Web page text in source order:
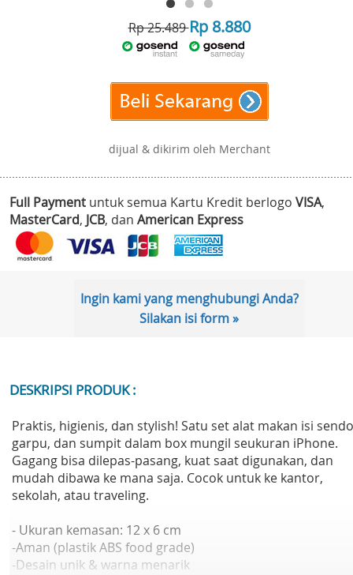
Rp 25.489Rp 8.880
dijual & dikirim oleh Merchant
Full Payment untuk semua Kartu Kredit berlogo VISA,
MasterCard, JCB, dan American Express
Ingin kami yang menghubungi Anda?
Silakan isi form »
DESKRIPSI PRODUK :
Praktis, higienis, dan stylish! Satu set alat makan isi
garpu, dan sumpit dalam box mungil seukuran iPhone.
Gagang bisa dilepas-pasang, kuat saat digunakan, dan
mudah dibawa ke mana saja. Cocok untuk ke kantor,
sekolah, atau traveling.
- Ukuran kemasan: 12 x 6 cm
-Aman (plastik ABS food grade)
-Desain unik & warna menarik